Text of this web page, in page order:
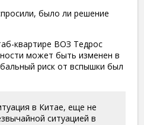
было ли решение
квартире ВОЗ Тедрос
может быть изменен в
риск от вспышки был
в Китае, еще не
ситуацией в